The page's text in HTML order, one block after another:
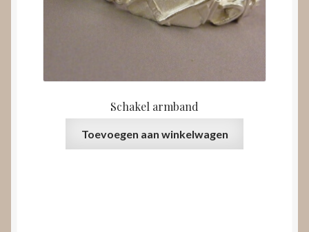
Schakel armband
Toevoegen aan winkelwagen